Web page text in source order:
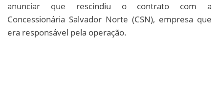
anunciar que rescindiu o contrato com a
Concessionária Salvador Norte (CSN), empresa que
era responsável pela operação.